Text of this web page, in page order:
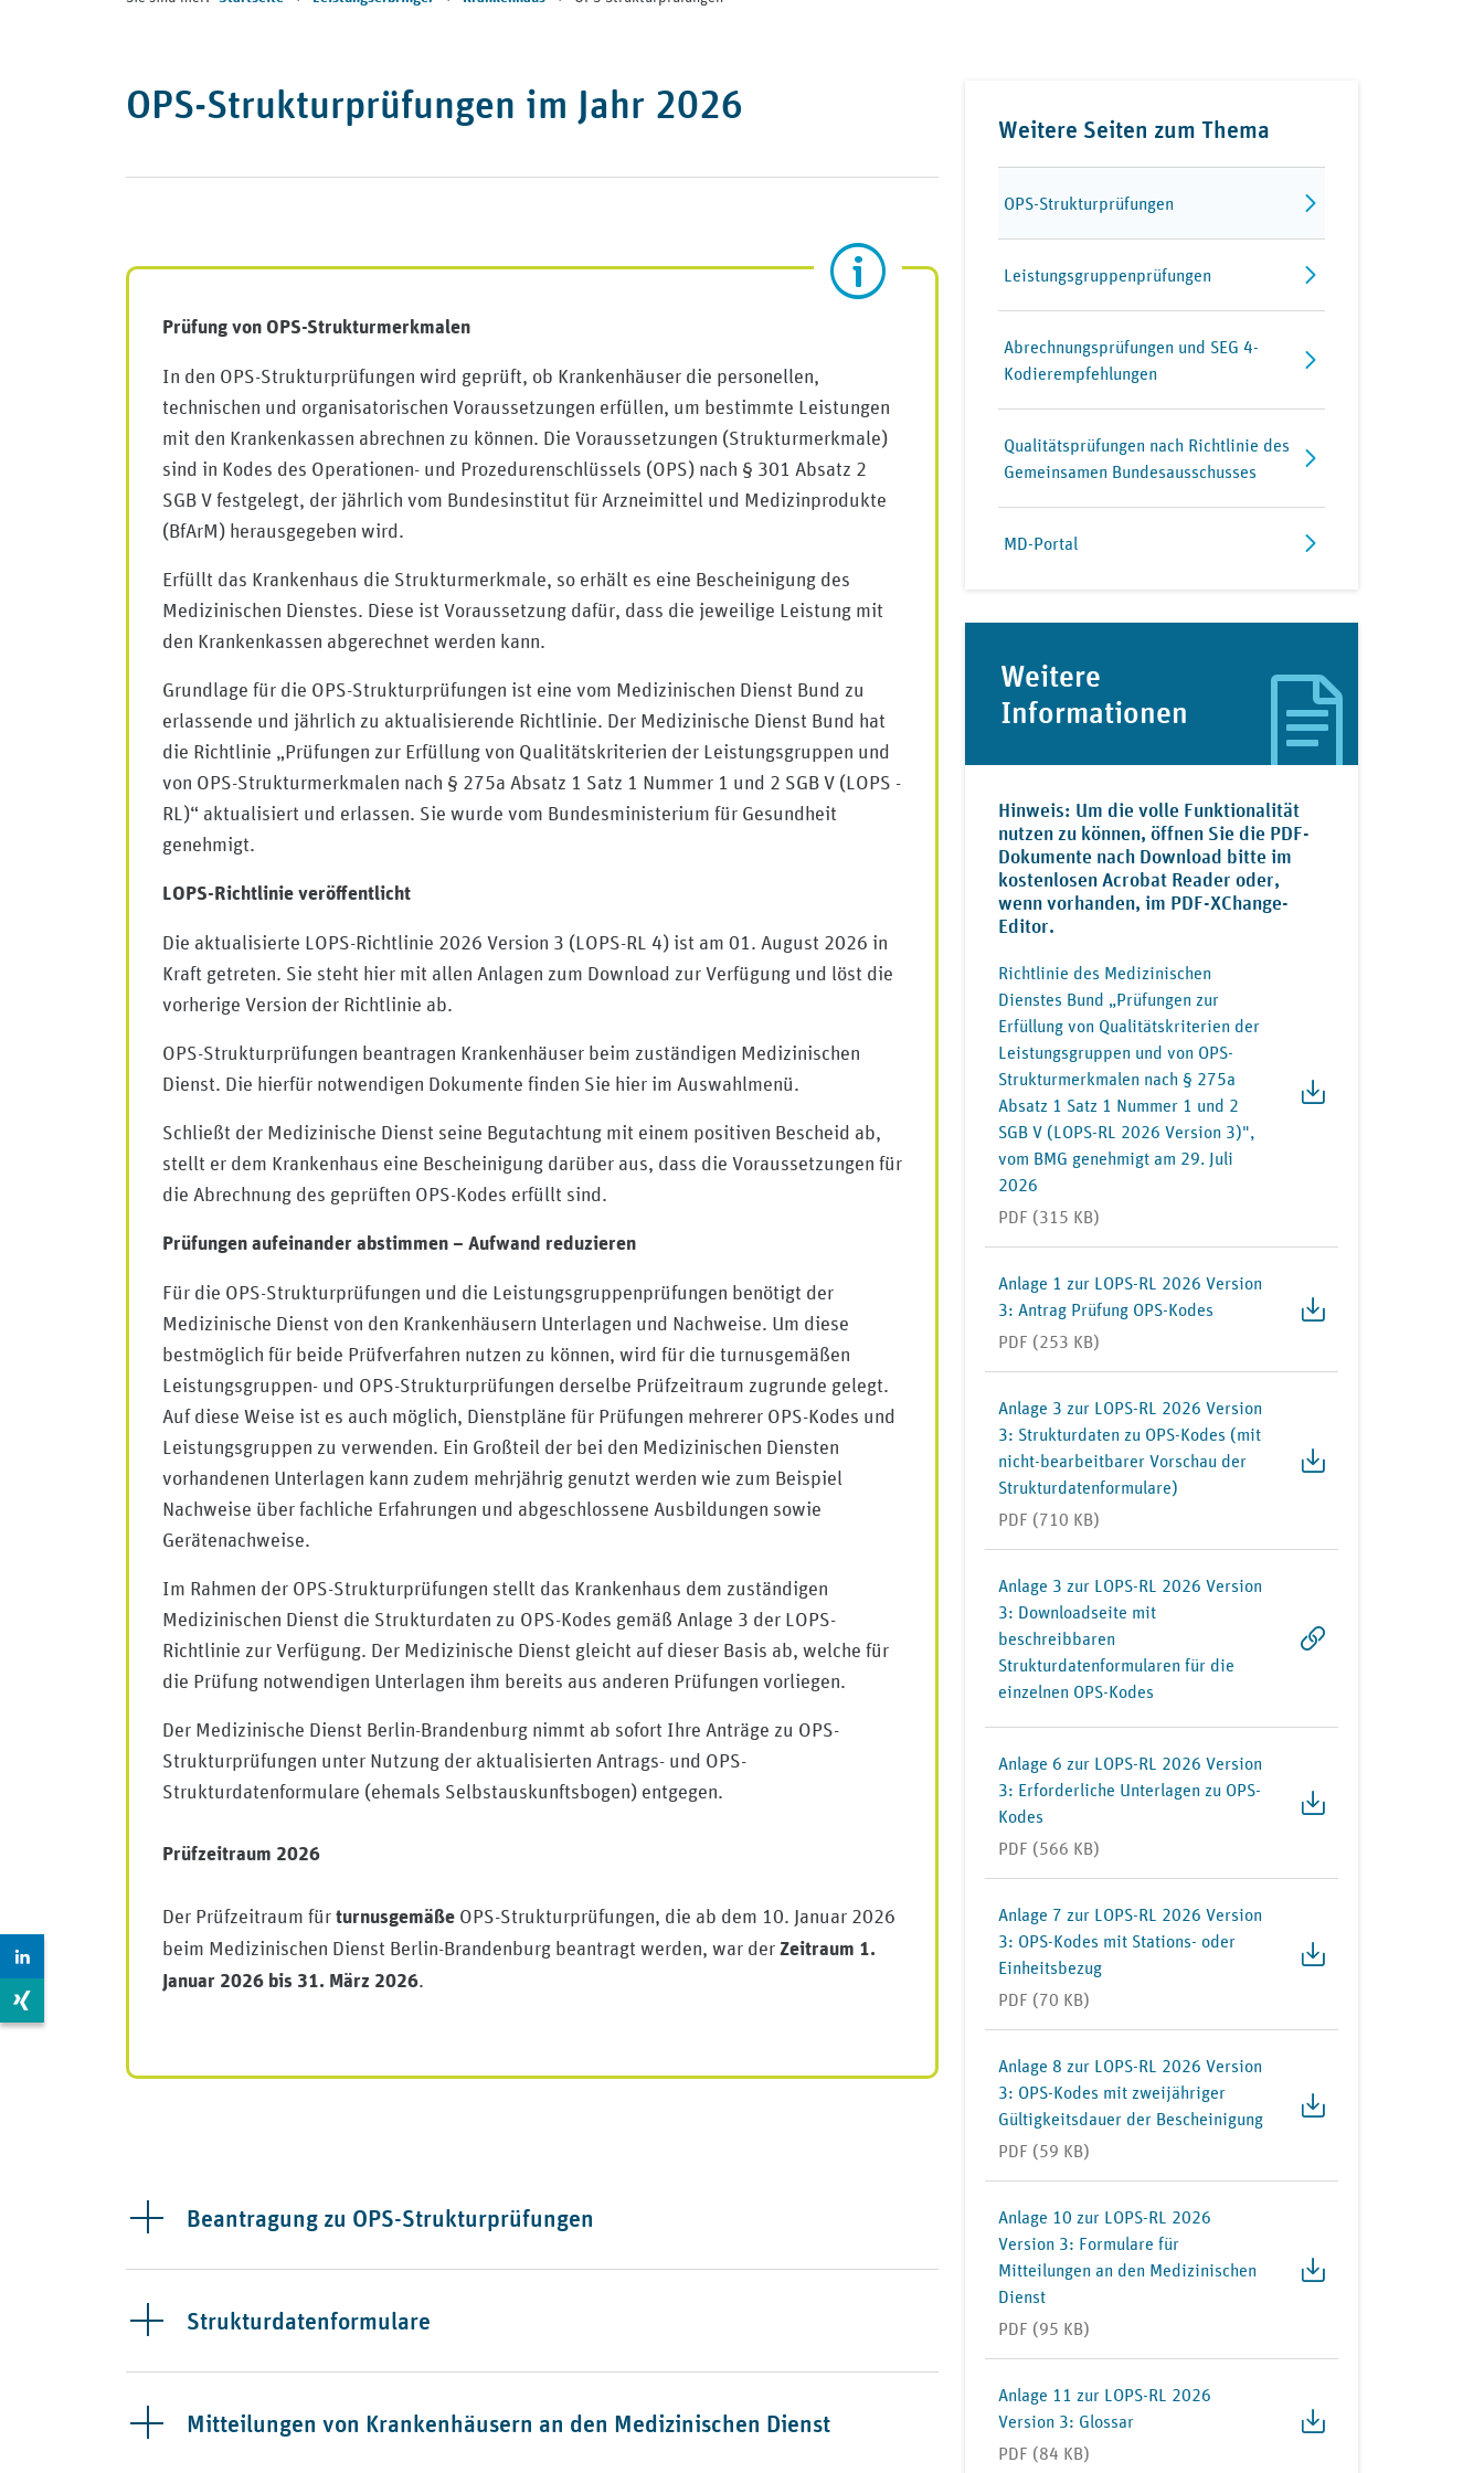
Zur LinkedIn Seite: https://www.linkedin.com/company/medizinischer-dienst-berlin-brandenburg/mycompany/
Zur Xing Seite: https://www.xing.com/pages/mdkberlin-brandenburge-v
OPS-Strukturprüfungen im Jahr 2026
Prüfung von OPS-Strukturmerkmalen
In den OPS-Strukturprüfungen wird geprüft, ob Krankenhäuser die personellen,
technischen und organisatorischen Voraussetzungen erfüllen, um bestimmte Leistungen
mit den Krankenkassen abrechnen zu können. Die Voraussetzungen (Strukturmerkmale)
sind in Kodes des Operationen- und Prozedurenschlüssels (OPS) nach § 301 Absatz 2
SGB V festgelegt, der jährlich vom Bundesinstitut für Arzneimittel und Medizinprodukte
(BfArM) herausgegeben wird.
Erfüllt das Krankenhaus die Strukturmerkmale, so erhält es eine Bescheinigung des
Medizinischen Dienstes. Diese ist Voraussetzung dafür, dass die jeweilige Leistung mit
den Krankenkassen abgerechnet werden kann.
Grundlage für die OPS-Strukturprüfungen ist eine vom Medizinischen Dienst Bund zu
erlassende und jährlich zu aktualisierende Richtlinie. Der Medizinische Dienst Bund hat
die Richtlinie „Prüfungen zur Erfüllung von Qualitätskriterien der Leistungsgruppen und
von OPS-Strukturmerkmalen nach § 275a Absatz 1 Satz 1 Nummer 1 und 2 SGB V (LOPS -
RL)“ aktualisiert und erlassen. Sie wurde vom Bundesministerium für Gesundheit
genehmigt.
LOPS-Richtlinie veröffentlicht
Die aktualisierte LOPS-Richtlinie 2026 Version 3 (LOPS-RL 4) ist am 01. August 2026 in
Kraft getreten. Sie steht hier mit allen Anlagen zum Download zur Verfügung und löst die
vorherige Version der Richtlinie ab.
OPS-Strukturprüfungen beantragen Krankenhäuser beim zuständigen Medizinischen
Dienst. Die hierfür notwendigen Dokumente finden Sie hier im Auswahlmenü.
Schließt der Medizinische Dienst seine Begutachtung mit einem positiven Bescheid ab,
stellt er dem Krankenhaus eine Bescheinigung darüber aus, dass die Voraussetzungen für
die Abrechnung des geprüften OPS-Kodes erfüllt sind.
Prüfungen aufeinander abstimmen – Aufwand reduzieren
Für die OPS-Strukturprüfungen und die Leistungsgruppenprüfungen benötigt der
Medizinische Dienst von den Krankenhäusern Unterlagen und Nachweise. Um diese
bestmöglich für beide Prüfverfahren nutzen zu können, wird für die turnusgemäßen
Leistungsgruppen- und OPS-Strukturprüfungen derselbe Prüfzeitraum zugrunde gelegt.
Auf diese Weise ist es auch möglich, Dienstpläne für Prüfungen mehrerer OPS-Kodes und
Leistungsgruppen zu verwenden. Ein Großteil der bei den Medizinischen Diensten
vorhandenen Unterlagen kann zudem mehrjährig genutzt werden wie zum Beispiel
Nachweise über fachliche Erfahrungen und abgeschlossene Ausbildungen sowie
Gerätenachweise.
Im Rahmen der OPS-Strukturprüfungen stellt das Krankenhaus dem zuständigen
Medizinischen Dienst die Strukturdaten zu OPS-Kodes gemäß Anlage 3 der LOPS-
Richtlinie zur Verfügung. Der Medizinische Dienst gleicht auf dieser Basis ab, welche für
die Prüfung notwendigen Unterlagen ihm bereits aus anderen Prüfungen vorliegen.
Der Medizinische Dienst Berlin-Brandenburg nimmt ab sofort Ihre Anträge zu OPS-
Strukturprüfungen unter Nutzung der aktualisierten Antrags- und OPS-
Strukturdatenformulare (ehemals Selbstauskunftsbogen) entgegen.
Prüfzeitraum 2026
Der Prüfzeitraum für turnusgemäße OPS-Strukturprüfungen, die ab dem 10. Januar 2026
beim Medizinischen Dienst Berlin-Brandenburg beantragt werden, war der Zeitraum 1.
Januar 2026 bis 31. März 2026.
Beantragung zu OPS-Strukturprüfungen
Strukturdatenformulare
Mitteilungen von Krankenhäusern an den Medizinischen Dienst
Weitere Seiten zum Thema
OPS-Strukturprüfungen
Leistungsgruppenprüfungen
Abrechnungsprüfungen und SEG 4-
Kodierempfehlungen
Qualitätsprüfungen nach Richtlinie des
Gemeinsamen Bundesausschusses
MD-Portal
Weitere
Informationen
Hinweis: Um die volle Funktionalität
nutzen zu können, öffnen Sie die PDF-
Dokumente nach Download bitte im
kostenlosen Acrobat Reader oder,
wenn vorhanden, im PDF-XChange-
Editor.
Richtlinie des Medizinischen
Dienstes Bund „Prüfungen zur
Erfüllung von Qualitätskriterien der
Leistungsgruppen und von OPS-
Strukturmerkmalen nach § 275a
Absatz 1 Satz 1 Nummer 1 und 2
SGB V (LOPS-RL 2026 Version 3)",
vom BMG genehmigt am 29. Juli
2026
PDF (315 KB)
Anlage 1 zur LOPS-RL 2026 Version
3: Antrag Prüfung OPS-Kodes
PDF (253 KB)
Anlage 3 zur LOPS-RL 2026 Version
3: Strukturdaten zu OPS-Kodes (mit
nicht-bearbeitbarer Vorschau der
Strukturdatenformulare)
PDF (710 KB)
Anlage 3 zur LOPS-RL 2026 Version
3: Downloadseite mit
beschreibbaren
Strukturdatenformularen für die
einzelnen OPS-Kodes
Anlage 6 zur LOPS-RL 2026 Version
3: Erforderliche Unterlagen zu OPS-
Kodes
PDF (566 KB)
Anlage 7 zur LOPS-RL 2026 Version
3: OPS-Kodes mit Stations- oder
Einheitsbezug
PDF (70 KB)
Anlage 8 zur LOPS-RL 2026 Version
3: OPS-Kodes mit zweijähriger
Gültigkeitsdauer der Bescheinigung
PDF (59 KB)
Anlage 10 zur LOPS-RL 2026
Version 3: Formulare für
Mitteilungen an den Medizinischen
Dienst
PDF (95 KB)
Anlage 11 zur LOPS-RL 2026
Version 3: Glossar
PDF (84 KB)